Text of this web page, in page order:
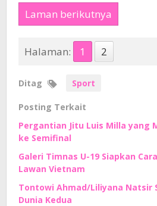
Laman berikutnya
Halaman: 1 2
Ditag Sport
Posting Terkait
Pergantian Jitu Luis Milla yang
ke Semifinal
Galeri Timnas U-19 Siapkan
Lawan Vietnam
Tontowi Ahmad/Liliyana Natsir
Dunia Kedua